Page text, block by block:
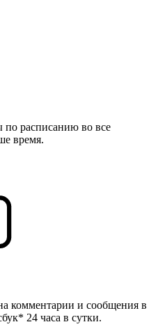
по расписанию во все
время.
комментарии и сообщения в
24 часа в сутки.